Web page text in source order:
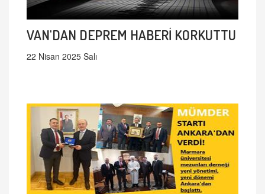
VAN'DAN DEPREM HABERİ KORKUTTU
22 Nisan 2025 Salı